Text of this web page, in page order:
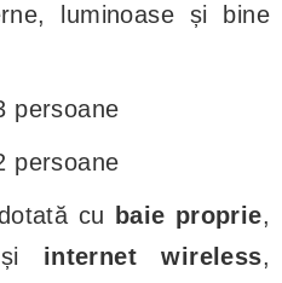
luminoase și bine
persoane
persoane
cu
baie proprie,
internet wireless,